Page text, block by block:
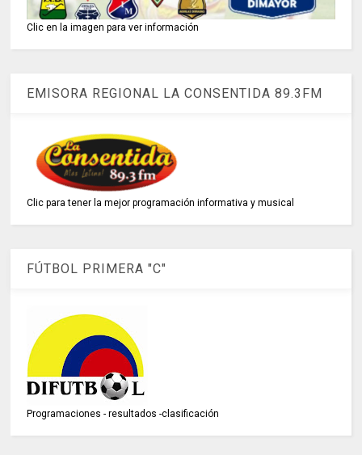
Clic en la imagen para ver información
EMISORA REGIONAL LA CONSENTIDA 89.3FM
Clic para tener la mejor programación informativa y musical
FÚTBOL PRIMERA "C"
Programaciones - resultados -clasificación